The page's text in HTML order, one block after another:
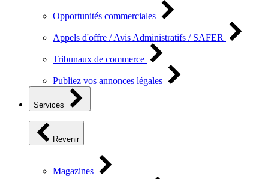
Opportunités commerciales
Appels d'offre / Avis Administratifs / SAFER
Tribunaux de commerce
Publiez vos annonces légales
Services
Revenir
Magazines